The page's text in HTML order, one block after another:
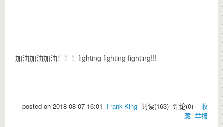
加油加油加油！！！fighting fighting fighting!!!
posted on 2018-08-07 16:01 Frank-King 阅读(163) 评论(0) 收
藏 举报